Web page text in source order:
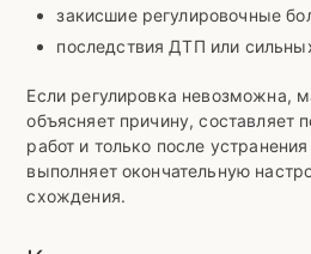
закисшие регулировочные
последствия ДТП или
Если регулировка невозможна,
объясняет причину, составляет
работ и только после
выполняет окончательную
схождения.